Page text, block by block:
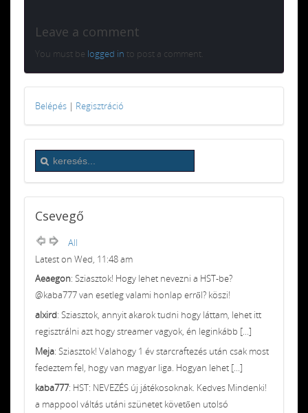
Leave a comment
You must be logged in to post a comment.
Belépés | Regisztráció
Csevegő
All
Latest on Wed, 11:48 am
Aeaegon: Sziasztok! Hogy lehet nevezni a HST-be?
@kaba777 van esetleg valami honlap erről? köszi!
alxird: Sziasztok, annyit akarok tudni hogy láttam, lehet itt
regisztrálni azt hogy streamer vagyok, én leginkább [...]
Meja: Sziasztok! Valahogy 1 év starcraftezés után csak most
fedeztem fel, hogy van magyar liga. Hogyan lehet [...]
kaba777: HST: NEVEZÉS új játékosoknak. Kedves Mindenki!
a mappool váltás utáni szünetet követően utolsó